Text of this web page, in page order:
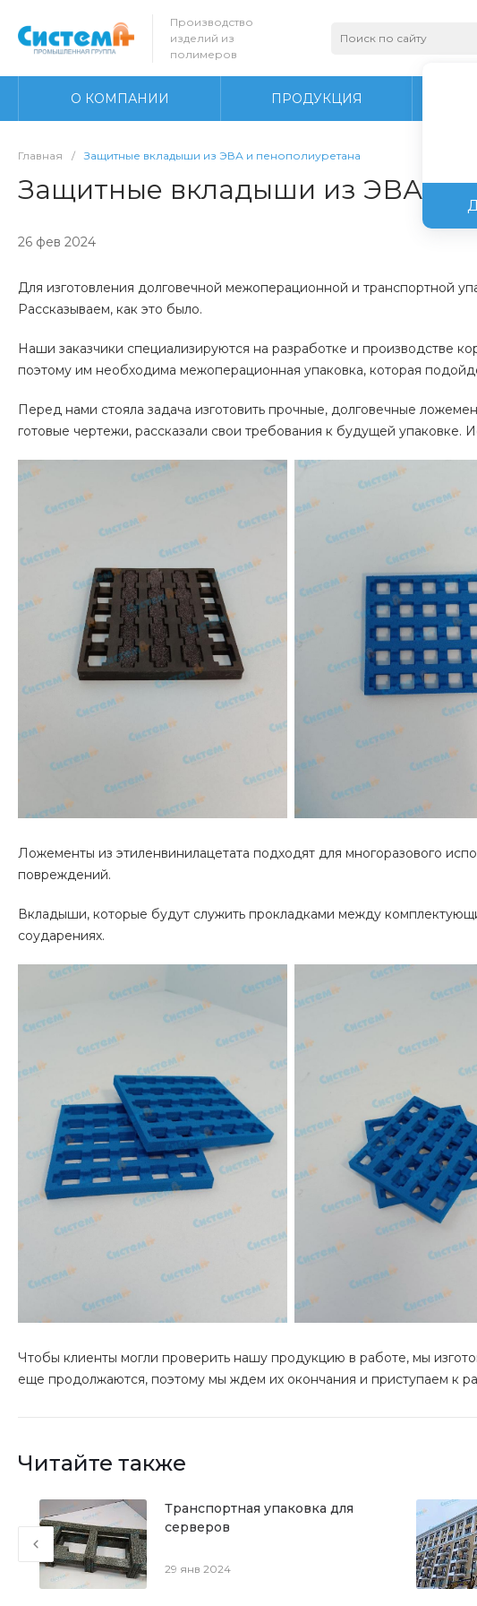
Производство
изделий из
полимеров
О КОМПАНИИ ПРОДУКЦИЯ
Главная / Защитные вкладыши из ЭВА и пенополиуретана
Защитные вкладыши из ЭВА и
26 фев 2024
Для изготовления долговечной межоперационной и транспортной
Рассказываем, как это было.
Наши заказчики специализируются на разработке и производстве
поэтому им необходима межоперационная упаковка, которая
Перед нами стояла задача изготовить прочные, долговечные
готовые чертежи, рассказали свои требования к будущей
Ложементы из этиленвинилацетата подходят для многоразового
повреждений.
Вкладыши, которые будут служить прокладками между
соударениях.
Чтобы клиенты могли проверить нашу продукцию в работе, мы
еще продолжаются, поэтому мы ждем их окончания и приступаем к
Читайте также
Транспортная упаковка для
серверов
29 янв 2024